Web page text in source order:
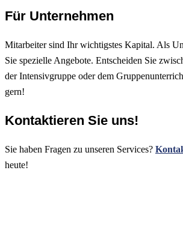
Für Unternehmen
Mitarbeiter sind Ihr wichtigstes Kapital. Als
Sie spezielle Angebote. Entscheiden Sie
der Intensivgruppe oder dem
gern!
Kontaktieren Sie uns!
Sie haben Fragen zu unseren Services?
heute!